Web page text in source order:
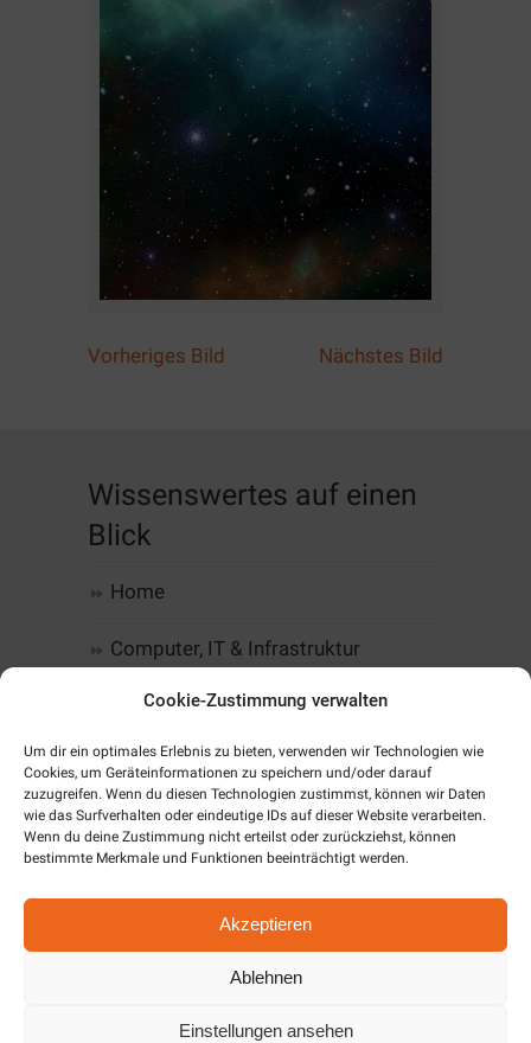
Cookie-Zustimmung verwalten
Um dir ein optimales Erlebnis zu bieten, verwenden wir Technologien wie
Cookies, um Geräteinformationen zu speichern und/oder darauf
zuzugreifen. Wenn du diesen Technologien zustimmst, können wir Daten
wie das Surfverhalten oder eindeutige IDs auf dieser Website verarbeiten.
Wenn du deine Zustimmung nicht erteilst oder zurückziehst, können
bestimmte Merkmale und Funktionen beeinträchtigt werden.
Akzeptieren
Ablehnen
Einstellungen ansehen
Vorheriges Bild Nächstes Bild
Wissenswertes auf einen
Blick
Home
Computer, IT & Infrastruktur
Web-Design & Hosting
Kommunikation
Software
Unternehmen
Cookie-Richtlinie (EU)